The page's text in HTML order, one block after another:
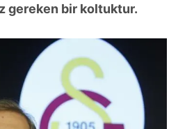
gereken bir koltuktur.